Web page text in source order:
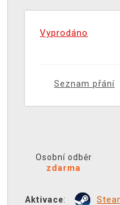
Vyprodáno
Seznam přání
Osobní odběr
zdarma
Aktivace: